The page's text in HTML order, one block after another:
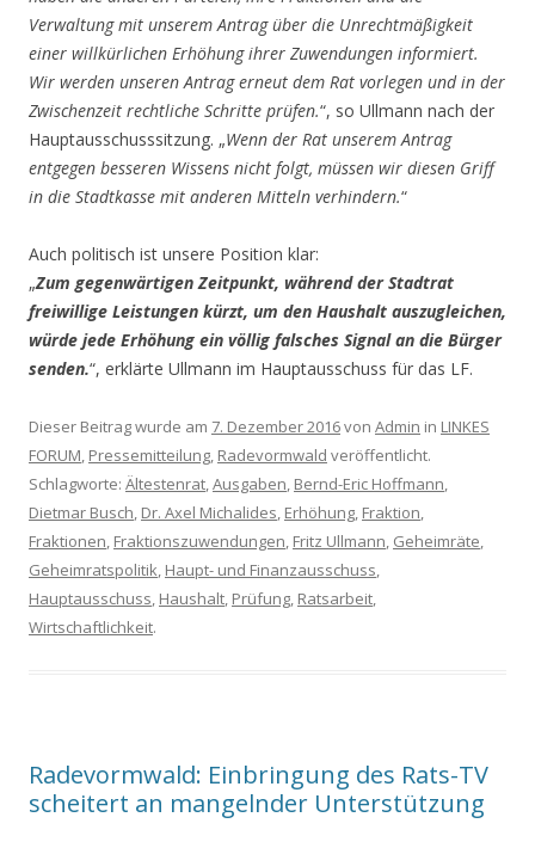
Verwaltung mit unserem Antrag über die Unrechtmäßigkeit
einer willkürlichen Erhöhung ihrer Zuwendungen informiert.
Wir werden unseren Antrag erneut dem Rat vorlegen und in der
Zwischenzeit rechtliche Schritte prüfen.“, so Ullmann nach der
Hauptausschusssitzung. „Wenn der Rat unserem Antrag
entgegen besseren Wissens nicht folgt, müssen wir diesen Griff
in die Stadtkasse mit anderen Mitteln verhindern.“
Auch politisch ist unsere Position klar:
„Zum gegenwärtigen Zeitpunkt, während der Stadtrat
freiwillige Leistungen kürzt, um den Haushalt auszugleichen,
würde jede Erhöhung ein völlig falsches Signal an die Bürger
senden.“, erklärte Ullmann im Hauptausschuss für das LF.
Dieser Beitrag wurde am 7. Dezember 2016von Admin in LINKES
FORUM, Pressemitteilung, Radevormwald veröffentlicht.
Schlagworte: Ältestenrat,Ausgaben, Bernd-Eric Hoffmann,
Dietmar Busch, Dr. Axel Michalides, Erhöhung, Fraktion,
Fraktionen, Fraktionszuwendungen, Fritz Ullmann, Geheimräte,
Geheimratspolitik, Haupt- und Finanzausschuss,
Hauptausschuss, Haushalt, Prüfung, Ratsarbeit,
Wirtschaftlichkeit.
Radevormwald: Einbringung des Rats-TV
scheitert an mangelnder Unterstützung